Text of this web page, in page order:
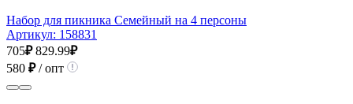
Набор для пикника Семейный на 4 персоны
Артикул: 158831
705₽ 829.99₽
580 ₽/ опт